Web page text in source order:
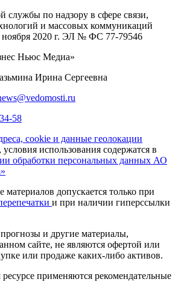
службы по надзору в сфере связи,
и массовых коммуникаций
ноября 2020 г. ЭЛ № ФС 77-79546
Ньюс Медиа»
Ирина Сергеевна
58
cookie и данные геолокации
условия использования содержатся в
обработки персональных данных АО
допускается только при
и при наличии гиперссылки
и другие материалы,
сайте, не являются офертой или
или продаже каких-либо активов.
применяются рекомендательные